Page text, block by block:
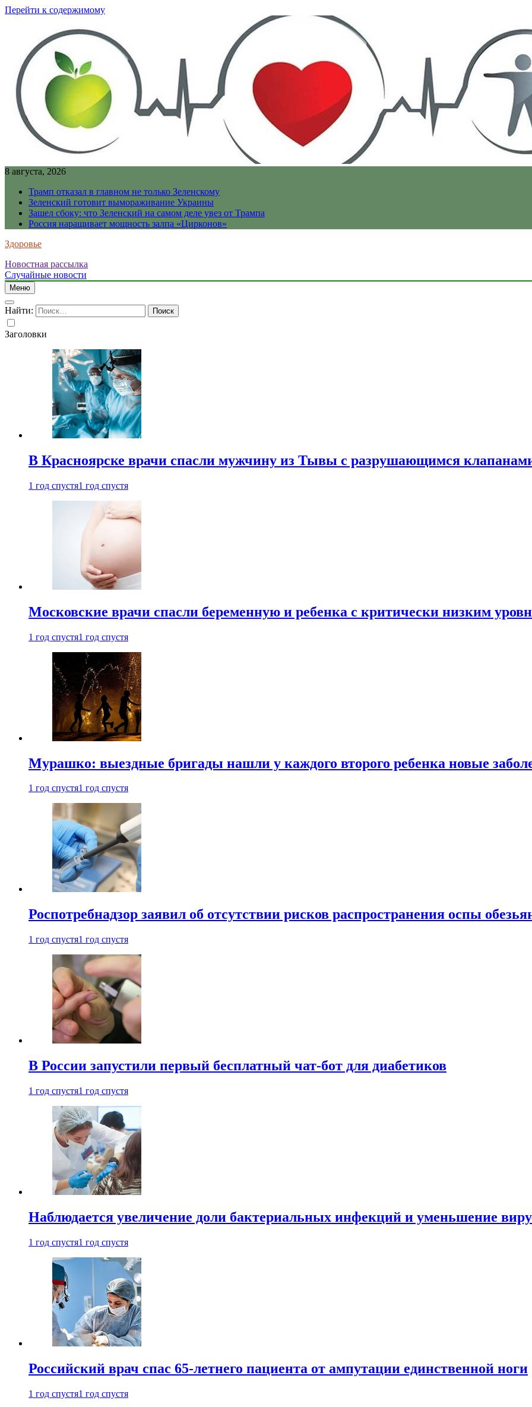
Перейти к содержимому
8 августа, 2026
Трамп отказал в главном не только Зеленскому
Зеленский готовит вымораживание Украины
Зашел сбоку: что Зеленский на самом деле увез от Трампа
Россия наращивает мощность залпа «Цирконов»
Здоровье
Новостная рассылка
Случайные новости
Меню
Найти:
Заголовки
В Красноярске врачи спасли мужчину из Тывы с разрушающимся
1 год спустя1 год спустя
Московские врачи спасли беременную и ребенка с критически низким
1 год спустя1 год спустя
Мурашко: выездные бригады нашли у каждого второго ребенка новые
1 год спустя1 год спустя
Роспотребнадзор заявил об отсутствии рисков распространения оспы
1 год спустя1 год спустя
В России запустили первый бесплатный чат-бот для диабетиков
1 год спустя1 год спустя
Наблюдается увеличение доли бактериальных инфекций и уменьшение
1 год спустя1 год спустя
Российский врач спас 65-летнего пациента от ампутации единственной ноги
1 год спустя1 год спустя